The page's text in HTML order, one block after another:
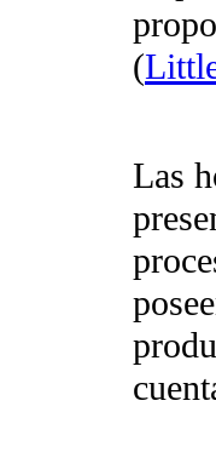
(
Las